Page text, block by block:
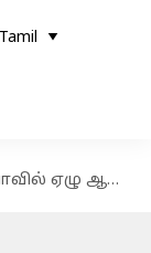
Tamil
'ஒர்கிங் வுமன்' எண்ணிக்கை; எந்த மாநிலம் முதலிடத்தில் உள்ளது?